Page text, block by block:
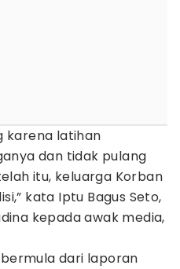
karena latihan
dan tidak pulang
itu, keluarga Korban
kata Iptu Bagus Seto,
kepada awak media,
dari laporan